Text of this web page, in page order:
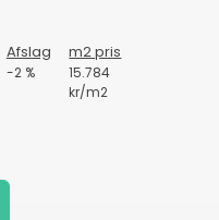
Afslag m2 pris
-2 %
15.784
kr/m2